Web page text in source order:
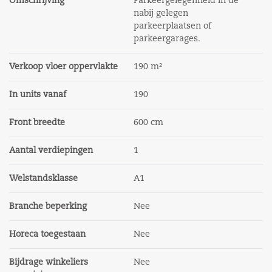
model), aangevuld met bepalingen van verhuurder
Een waarborgsom ter grootte van een bruto
Energielabel
Label A en is geldig tot 8-12-2030
Opleveringsniveau
Het gehuurde wordt opgeleverd in die staat waarin
het gehuurde zich per de ingangsdatum van het
huurcontract bevindt.
Huurbetaling
De huurpenningen dienen te worden voldaan bij
nabij gelegen
parkeerplaatsen of
parkeergarages.
Verkoop vloer oppervlakte 190 m²
In units vanaf 190
Front breedte 600 cm
Aantal verdiepingen 1
Welstandsklasse A1
Branche beperking Nee
Horeca toegestaan Nee
Bijdrage winkeliers
Nee